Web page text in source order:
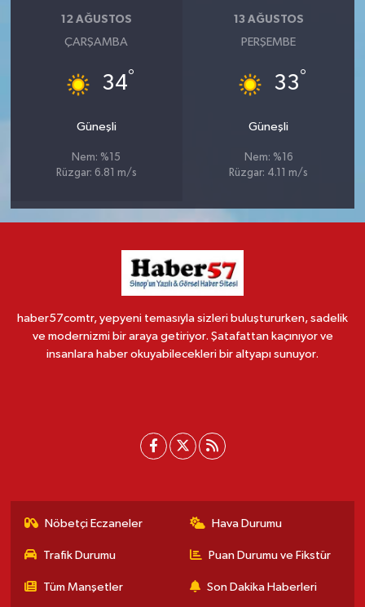
12 AĞUSTOS
ÇARŞAMBA
34°
Güneşli
Nem: %15
Rüzgar: 6.81 m/s
13 AĞUSTOS
PERŞEMBE
33°
Güneşli
Nem: %16
Rüzgar: 4.11 m/s
haber57comtr, yepyeni temasıyla sizleri buluştururken, sadelik
ve modernizmi bir araya getiriyor. Şatafattan kaçınıyor ve
insanlara haber okuyabilecekleri bir altyapı sunuyor.
Nöbetçi Eczaneler Hava Durumu
Trafik Durumu Puan Durumu ve Fikstür
Tüm Manşetler Son Dakika Haberleri